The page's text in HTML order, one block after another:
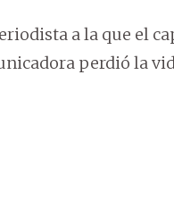
a la que el
perdió la